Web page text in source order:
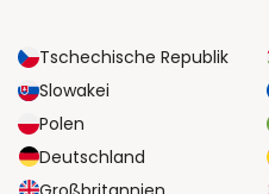
Tschechische Republik
Slowakei
Polen
Deutschland